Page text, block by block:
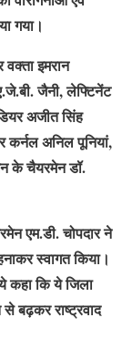
गया।
इमरान
जैनी, लेफ्टिनेंट
अजीत सिंह
अनिल पूनियां,
के चैयरमेन डॉ.
एम.डी. चोपदार ने
स्वागत किया।
कहा कि ये जिला
से बढ़कर राष्ट्रवाद